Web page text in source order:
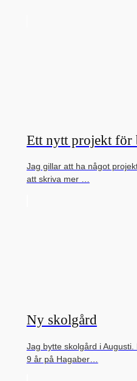
Ett nytt projekt för
Jag gillar att ha något
att skriva mer …
Ny skolgård
Jag bytte skolgård i
9 år på Hagaber…